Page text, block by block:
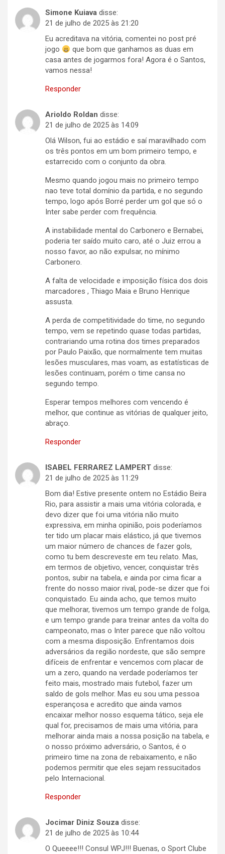
Simone Kuiava disse:
21 de julho de 2025 às 21:20
Eu acreditava na vitória, comentei no post pré
jogo
que bom que ganhamos as duas em
casa antes de jogarmos fora! Agora é o Santos,
vamos nessa!
Responder
Arioldo Roldan disse:
21 de julho de 2025 às 14:09
Olá Wilson, fui ao estádio e saí maravilhado com
os três pontos em um bom primeiro tempo, e
estarrecido com o conjunto da obra.
Mesmo quando jogou mais no primeiro tempo
nao teve total domínio da partida, e no segundo
tempo, logo após Borré perder um gol que só o
Inter sabe perder com frequência.
A instabilidade mental do Carbonero e Bernabei,
poderia ter saído muito caro, até o Juiz errou a
nosso favor, ao não expulsar, no mínimo
Carbonero.
A falta de velocidade e imposição física dos dois
marcadores , Thiago Maia e Bruno Henrique
assusta.
A perda de competitividade do time, no segundo
tempo, vem se repetindo quase todas partidas,
contrariando uma rotina dos times preparados
por Paulo Paixão, que normalmente tem muitas
lesões musculares, mas voam, as estatísticas de
lesões continuam, porém o time cansa no
segundo tempo.
Esperar tempos melhores com vencendo é
melhor, que continue as vitórias de qualquer jeito,
abraço.
Responder
ISABEL FERRAREZ LAMPERT disse:
21 de julho de 2025 às 11:29
Bom dia! Estive presente ontem no Estádio Beira
Rio, para assistir a mais uma vitória colorada, e
devo dizer que foi uma vitória não muito
expressiva, em minha opinião, pois poderíamos
ter tido um placar mais elástico, já que tivemos
um maior número de chances de fazer gols,
como tu bem descreveste em teu relato. Mas,
em termos de objetivo, vencer, conquistar três
pontos, subir na tabela, e ainda por cima ficar a
frente do nosso maior rival, pode-se dizer que foi
conquistado. Eu ainda acho, que temos muito
que melhorar, tivemos um tempo grande de folga,
e um tempo grande para treinar antes da volta do
campeonato, mas o Inter parece que não voltou
com a mesma disposição. Enfrentamos dois
adversários da região nordeste, que são sempre
difíceis de enfrentar e vencemos com placar de
um a zero, quando na verdade poderíamos ter
feito mais, mostrado mais futebol, fazer um
saldo de gols melhor. Mas eu sou uma pessoa
esperançosa e acredito que ainda vamos
encaixar melhor nosso esquema tático, seja ele
qual for, precisamos de mais uma vitória, para
melhorar ainda mais a nossa posição na tabela, e
o nosso próximo adversário, o Santos, é o
primeiro time na zona de rebaixamento, e não
podemos permitir que eles sejam ressucitados
pelo Internacional.
Responder
Jocimar Diniz Souza disse:
21 de julho de 2025 às 10:44
O Queeee!!! Consul WPJ!!! Buenas, o Sport Clube